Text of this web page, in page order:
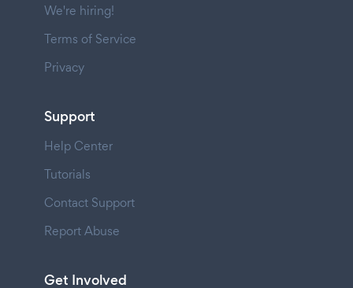
We're hiring!
Terms of Service
Privacy
Support
Help Center
Tutorials
Contact Support
Report Abuse
Get Involved